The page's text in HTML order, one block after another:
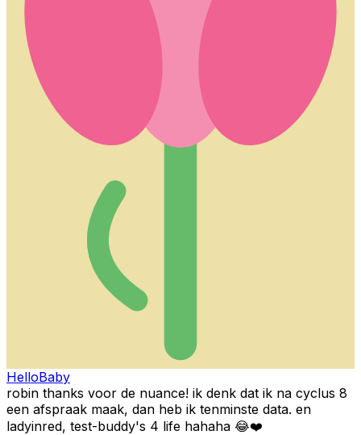
HelloBaby
robin thanks voor de nuance! ik denk dat ik na cyclus 8
een afspraak maak, dan heb ik tenminste data. en
ladyinred, test-buddy's 4 life hahaha 😂❤️